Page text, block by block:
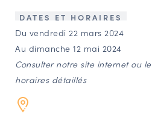
CONTACT
Agenda
Annuaire
DATES ET HORAIRES
Du vendredi 22 mars 2024
Au dimanche 12 mai 2024
Consulter notre site internet ou
horaires détaillés